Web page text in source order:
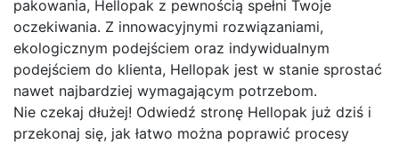
pakowania, Hellopak z pewnością spełni Twoje
oczekiwania. Z innowacyjnymi rozwiązaniami,
ekologicznym podejściem oraz indywidualnym
podejściem do klienta, Hellopak jest w stanie sprostać
nawet najbardziej wymagającym potrzebom.
Nie czekaj dłużej! Odwiedź stronę Hellopak już dziś i
przekonaj się, jak łatwo można poprawić procesy